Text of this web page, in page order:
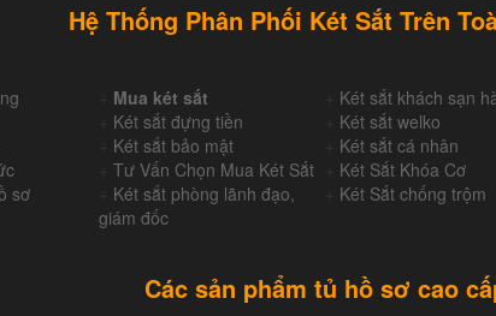
Hệ Thống Phân Phối Két Sắt Trên
Mua két sắt Két sắt khách sạn
Két sắt đựng tiền Két sắt welko
Két sắt bảo mật Két sắt cá nhân
Tư Vấn Chọn Mua Két Sắt Két Sắt Khóa Cơ
sơ
Két sắt phòng lãnh đạo,
giám đốc
Két Sắt chống trộm
Các sản phẩm tủ hồ sơ cao